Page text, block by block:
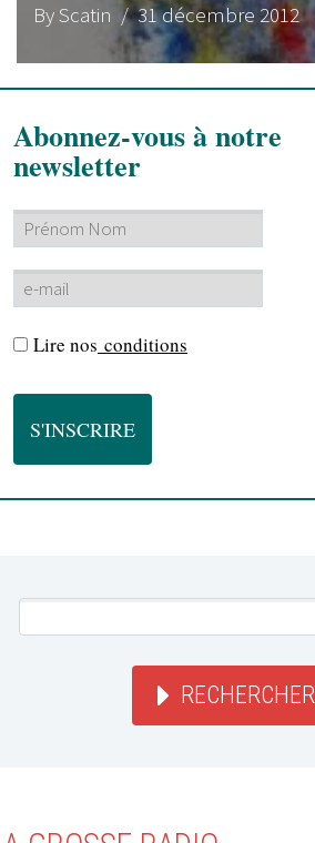
By Scatin / 31 décembre 2012
Abonnez-vous à notre
newsletter
Lire nos conditions
RECHERCHER